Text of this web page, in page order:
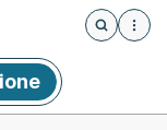
Öffnet